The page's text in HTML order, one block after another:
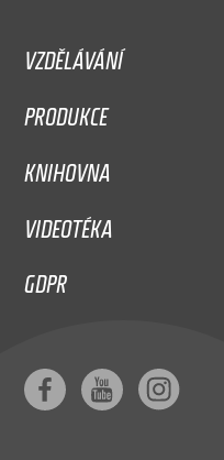
VZDĚLÁVÁNÍ
PRODUKCE
KNIHOVNA
VIDEOTÉKA
GDPR